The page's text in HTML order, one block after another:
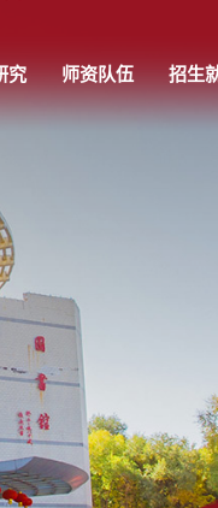
究 师资队伍 招生